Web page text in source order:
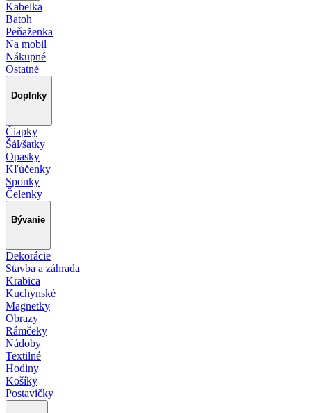
Kabelka
Batoh
Peňaženka
Na mobil
Nákupné
Ostatné
Doplnky
Čiapky
Šál/šatky
Opasky
Kľúčenky
Sponky
Čelenky
Bývanie
Dekorácie
Stavba a záhrada
Krabica
Kuchynské
Magnetky
Obrazy
Rámčeky
Nádoby
Textilné
Hodiny
Košíky
Postavičky